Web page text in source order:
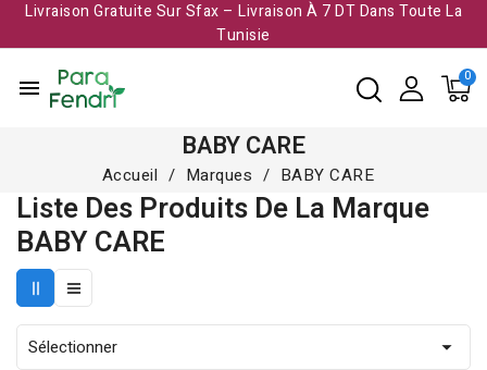
Livraison Gratuite Sur Sfax – Livraison À 7 DT Dans Toute La
Tunisie​
menu
BABY CARE
Accueil Marques BABY CARE
Liste Des Produits De La Marque
BABY CARE
Sélectionner 